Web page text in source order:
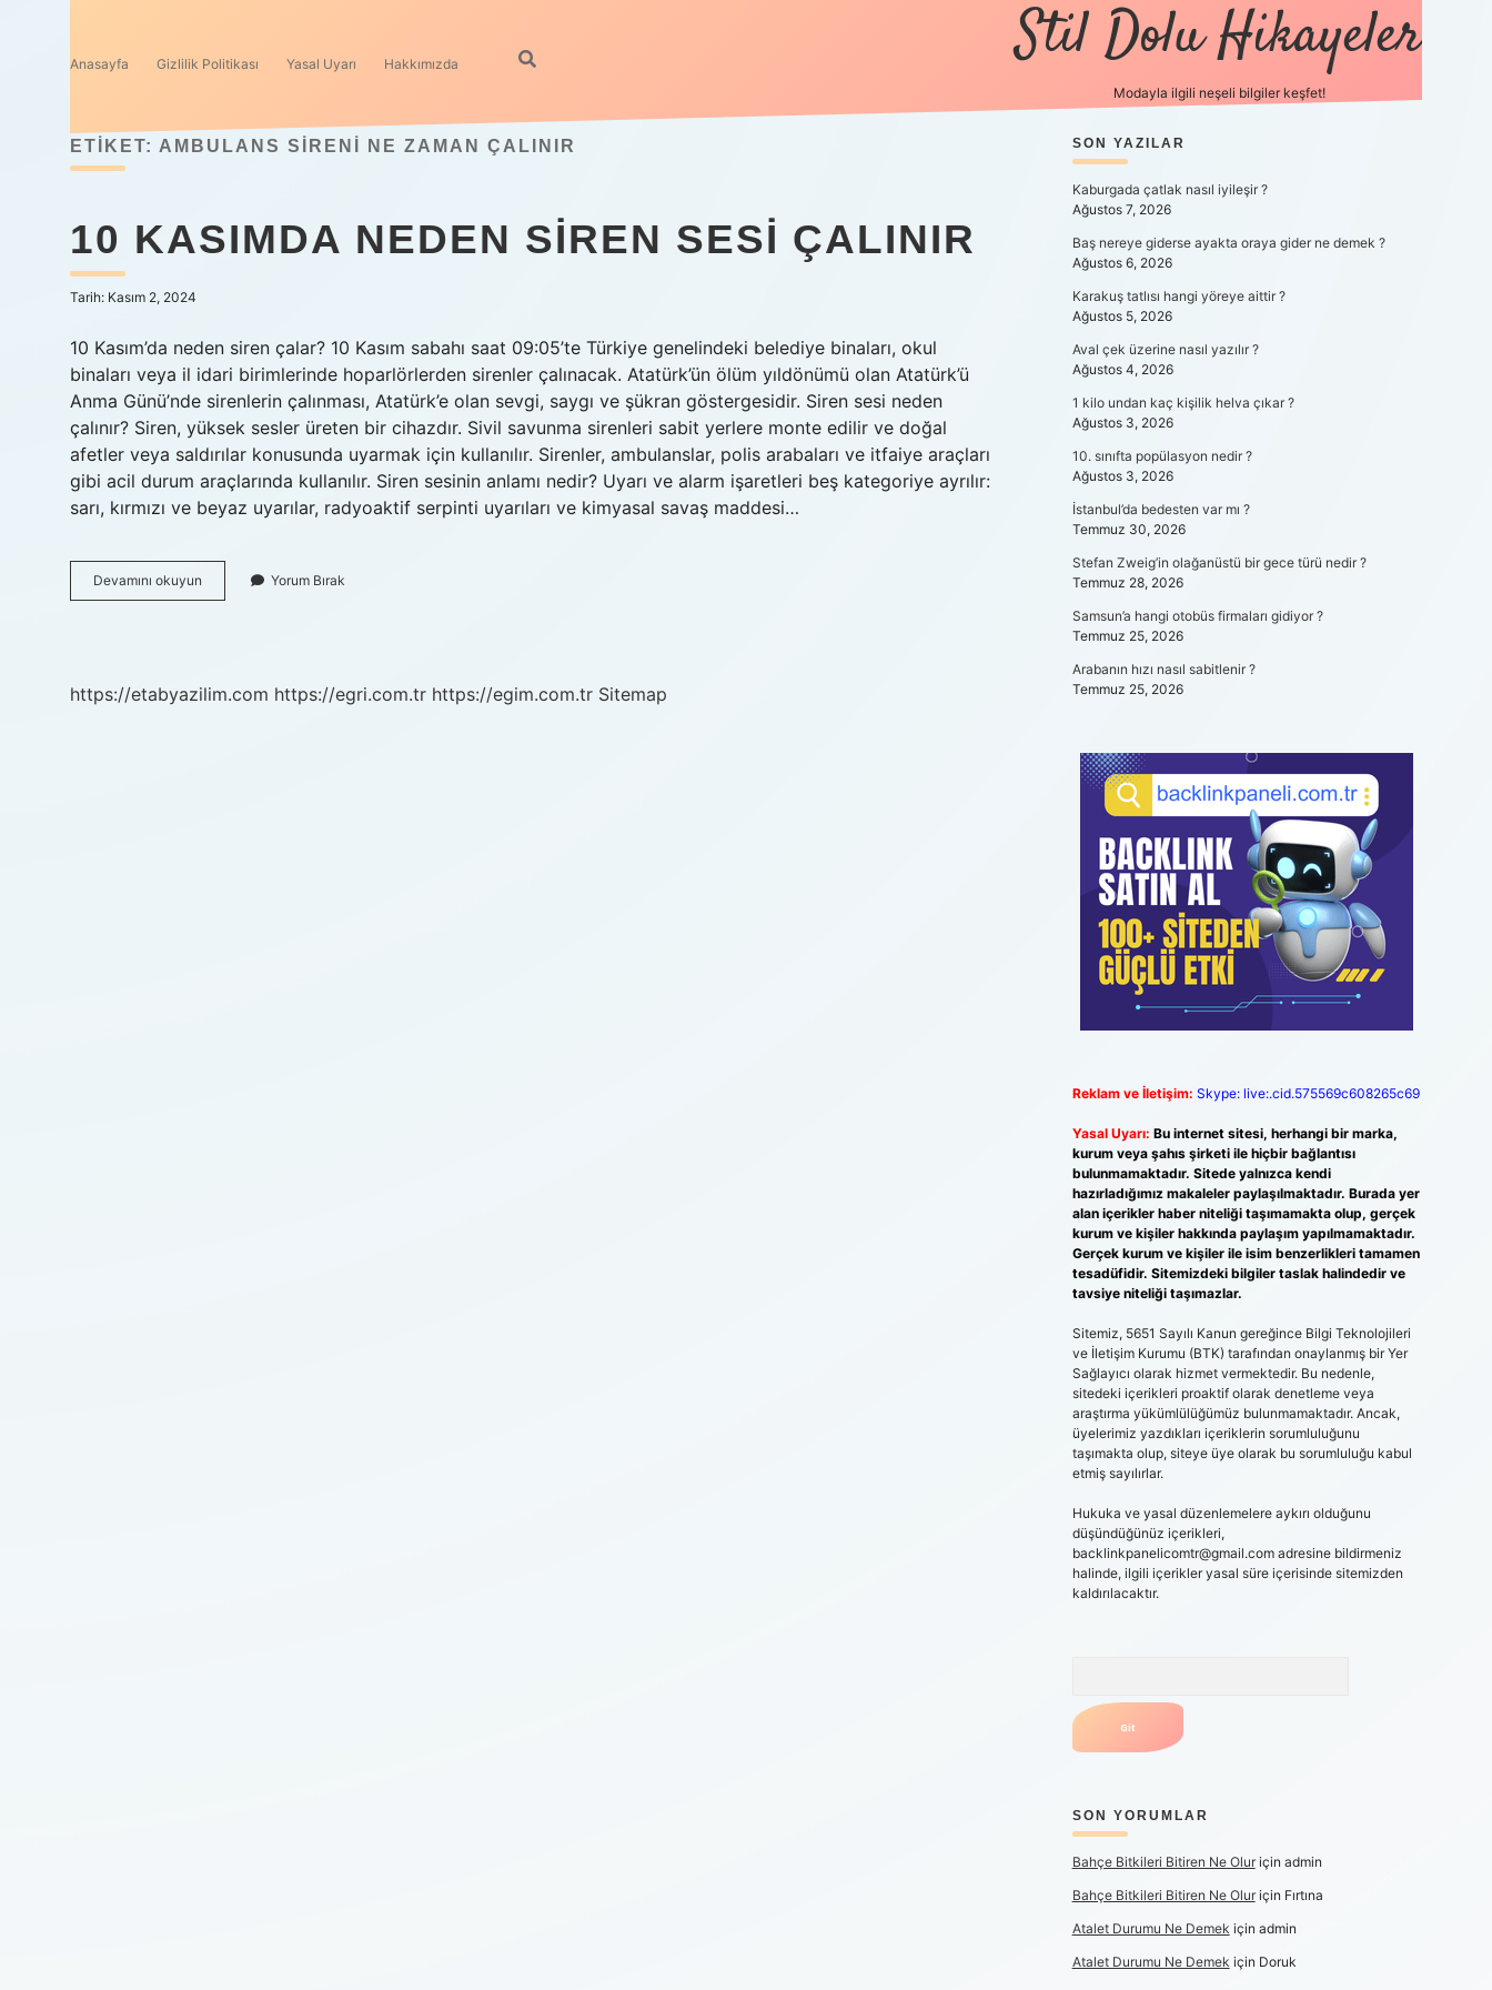
Anasayfa Gizlilik Politikası Yasal Uyarı Hakkımızda Stil Dolu Hikayeler
Modayla ilgili neşeli bilgiler keşfet!
ETIKET: AMBULANS SIRENI NE ZAMAN ÇALINIR
10 KASIMDA NEDEN SIREN SESI ÇALINIR
Tarih: Kasım 2, 2024
10 Kasım’da neden siren çalar? 10 Kasım sabahı saat 09:05’te Türkiye genelindeki belediye binaları, okul
binaları veya il idari birimlerinde hoparlörlerden sirenler çalınacak. Atatürk’ün ölüm yıldönümü olan Atatürk’ü
Anma Günü’nde sirenlerin çalınması, Atatürk’e olan sevgi, saygı ve şükran göstergesidir. Siren sesi neden
çalınır? Siren, yüksek sesler üreten bir cihazdır. Sivil savunma sirenleri sabit yerlere monte edilir ve doğal
afetler veya saldırılar konusunda uyarmak için kullanılır. Sirenler, ambulanslar, polis arabaları ve itfaiye araçları
gibi acil durum araçlarında kullanılır. Siren sesinin anlamı nedir? Uyarı ve alarm işaretleri beş kategoriye ayrılır:
sarı, kırmızı ve beyaz uyarılar, radyoaktif serpinti uyarıları ve kimyasal savaş maddesi…
Devamını okuyun
Kasımda
Yorum Bırak
https://etabyazilim.com https://egri.com.tr https://egim.com.tr Sitemap
SIDEBAR
SON YAZILAR
Kaburgada çatlak nasıl iyileşir ?
Ağustos 7, 2026
Baş nereye giderse ayakta oraya gider ne demek ?
Ağustos 6, 2026
Karakuş tatlısı hangi yöreye aittir ?
Ağustos 5, 2026
Aval çek üzerine nasıl yazılır ?
Ağustos 4, 2026
1 kilo undan kaç kişilik helva çıkar ?
Ağustos 3, 2026
10. sınıfta popülasyon nedir ?
Ağustos 3, 2026
İstanbul’da bedesten var mı ?
Temmuz 30, 2026
Stefan Zweig’in olağanüstü bir gece türü nedir ?
Temmuz 28, 2026
Samsun’a hangi otobüs firmaları gidiyor ?
Temmuz 25, 2026
Arabanın hızı nasıl sabitlenir ?
Temmuz 25, 2026
Reklam ve İletişim: Skype: live:.cid.575569c608265c69
Yasal Uyarı: Bu internet sitesi, herhangi bir marka,
kurum veya şahıs şirketi ile hiçbir bağlantısı
bulunmamaktadır. Sitede yalnızca kendi
hazırladığımız makaleler paylaşılmaktadır. Burada yer
alan içerikler haber niteliği taşımamakta olup, gerçek
kurum ve kişiler hakkında paylaşım yapılmamaktadır.
Gerçek kurum ve kişiler ile isim benzerlikleri tamamen
tesadüfidir. Sitemizdeki bilgiler taslak halindedir ve
tavsiye niteliği taşımazlar.
Sitemiz, 5651 Sayılı Kanun gereğince Bilgi Teknolojileri
ve İletişim Kurumu (BTK) tarafından onaylanmış bir Yer
Sağlayıcı olarak hizmet vermektedir. Bu nedenle,
sitedeki içerikleri proaktif olarak denetleme veya
araştırma yükümlülüğümüz bulunmamaktadır. Ancak,
üyelerimiz yazdıkları içeriklerin sorumluluğunu
taşımakta olup, siteye üye olarak bu sorumluluğu kabul
etmiş sayılırlar.
Hukuka ve yasal düzenlemelere aykırı olduğunu
düşündüğünüz içerikleri,
backlinkpanelicomtr@gmail.comadresine bildirmeniz
halinde, ilgili içerikler yasal süre içerisinde sitemizden
kaldırılacaktır.
SON YORUMLAR
Bahçe Bitkileri Bitiren Ne Oluriçin admin
Bahçe Bitkileri Bitiren Ne Oluriçin Fırtına
Atalet Durumu Ne Demek için admin
Atalet Durumu Ne Demek için Doruk